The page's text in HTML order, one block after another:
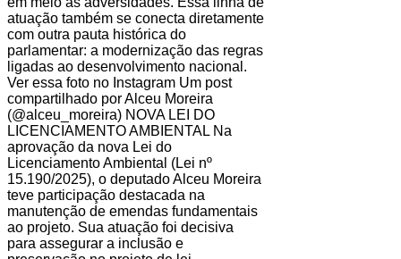
atuação também se conecta diretamente
com outra pauta histórica do
parlamentar: a modernização das regras
ligadas ao desenvolvimento nacional.
Ver essa foto no Instagram Um post
compartilhado por Alceu Moreira
(@alceu_moreira) NOVA LEI DO
LICENCIAMENTO AMBIENTAL Na
aprovação da nova Lei do
Licenciamento Ambiental (Lei nº
15.190/2025), o deputado Alceu Moreira
teve participação destacada na
manutenção de emendas fundamentais
ao projeto. Sua atuação foi decisiva
para assegurar a inclusão e